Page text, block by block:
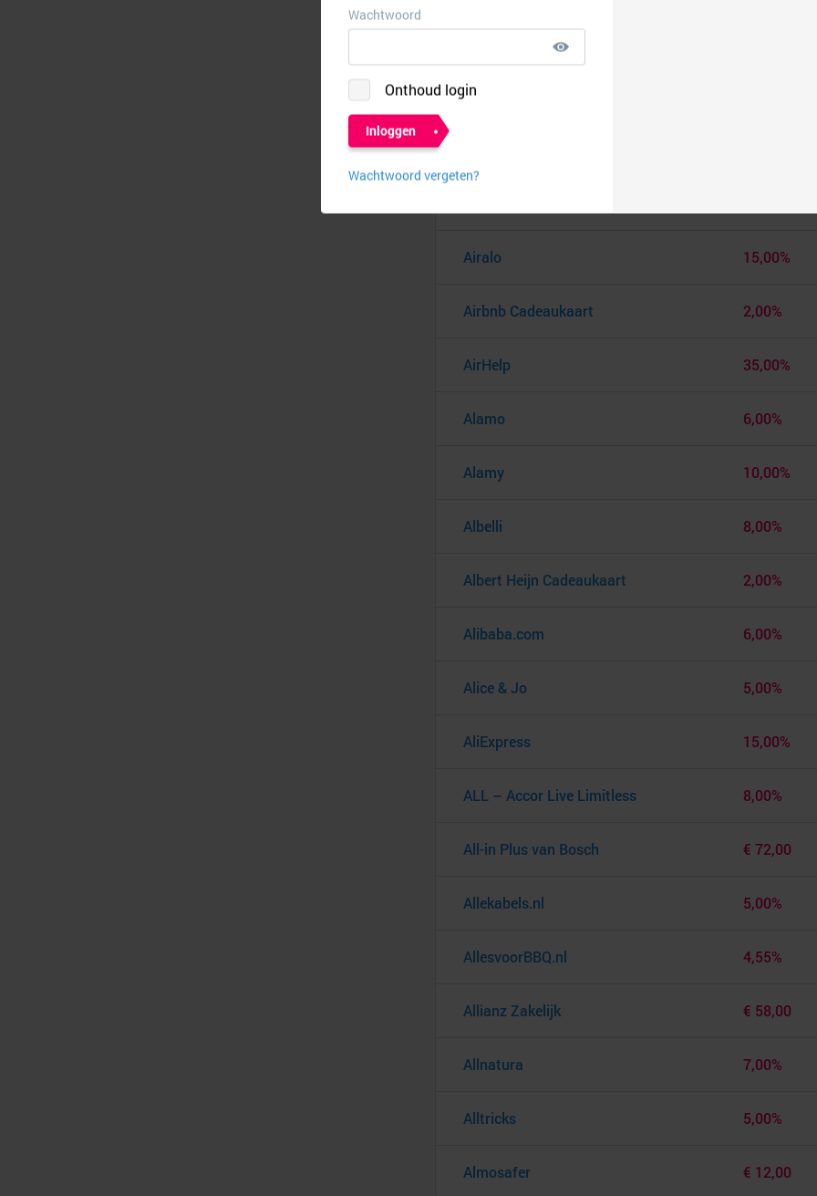
Agoda
Airalo 15,00%
Airbnb Cadeaukaart 2,00%
AirHelp 35,00%
Alamo 6,00%
Alamy 10,00%
Albelli 8,00%
Albert Heijn Cadeaukaart 2,00%
Alibaba.com 6,00%
Alice & Jo 5,00%
AliExpress 15,00%
ALL – Accor Live Limitless 8,00%
All-in Plus van Bosch € 72,00
Allekabels.nl 5,00%
AllesvoorBBQ.nl 4,55%
Allianz Zakelijk € 58,00
Allnatura 7,00%
Alltricks 5,00%
Almosafer € 12,00